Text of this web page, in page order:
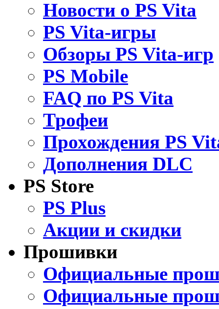
Новости о PS Vita
PS Vita-игры
Обзоры PS Vita-игр
PS Mobile
FAQ по PS Vita
Трофеи
Прохождения PS
Дополнения DLC
PS Store
PS Plus
Акции и скидки
Прошивки
Официальные
Официальные